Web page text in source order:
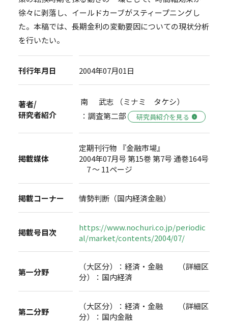
徐々に剥落し、イールドカーブがスティープニングし
た。本稿では、長期金利の変動要因についての現状分析
を行いたい。
刊行年月日 2004年07月01日
著者/
研究者紹介
南 武志 （ミナミ タケシ）
：調査第二部
研究員紹介を見る
掲載媒体
定期刊行物 『金融市場』
2004年07月号 第15巻 第7号 通巻164号
7 ～ 11ページ
掲載コーナー 情勢判断（国内経済金融）
掲載号目次
https://www.nochuri.co.jp/periodic
al/market/contents/2004/07/
第一分野
（大区分）：経済・金融 （詳細区
分）：国内経済
第二分野
（大区分）：経済・金融 （詳細区
分）：国内金融